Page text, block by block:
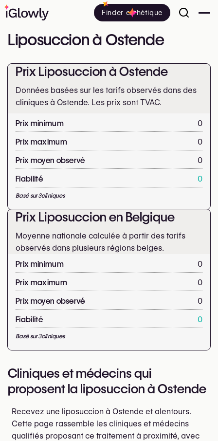
Finder esthétique
Liposuccion à Ostende
Prix Liposuccion à Ostende
Données basées sur les tarifs observés dans des
cliniques à Ostende. Les prix sont TVAC.
Prix minimum
0
Prix maximum
0
Prix moyen observé
0
Fiabilité
0
Basé sur3cliniques
Prix Liposuccion en Belgique
Moyenne nationale calculée à partir des tarifs
observés dans plusieurs régions belges.
Prix minimum
0
Prix maximum
0
Prix moyen observé
0
Fiabilité
0
Basé sur3cliniques
Cliniques et médecins qui
proposent la liposuccion à Ostende
Recevez une liposuccion à Ostende et alentours.
Cette page rassemble les cliniques et médecins
qualifiés proposant ce traitement à proximité, avec